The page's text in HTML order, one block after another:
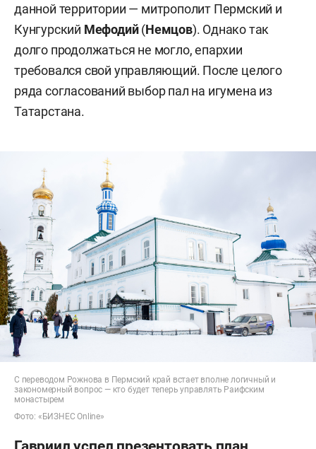
данной территории — митрополит Пермский и
Кунгурский Мефодий(Немцов). Однако так
долго продолжаться не могло, епархии
требовался свой управляющий. После целого
ряда согласований выбор пал на игумена из
Татарстана.
С переводом Рожнова в Пермский край встает вполне логичный и
закономерный вопрос — кто будет теперь управлять Раифским
монастырем
Фото: «БИЗНЕС Online»